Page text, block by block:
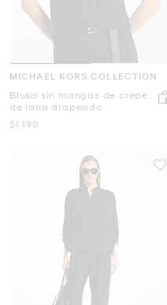
MICHAEL KORS COLLECTION
Blusa sin mangas de crepé
de lana drapeado
Ahora
$1,190